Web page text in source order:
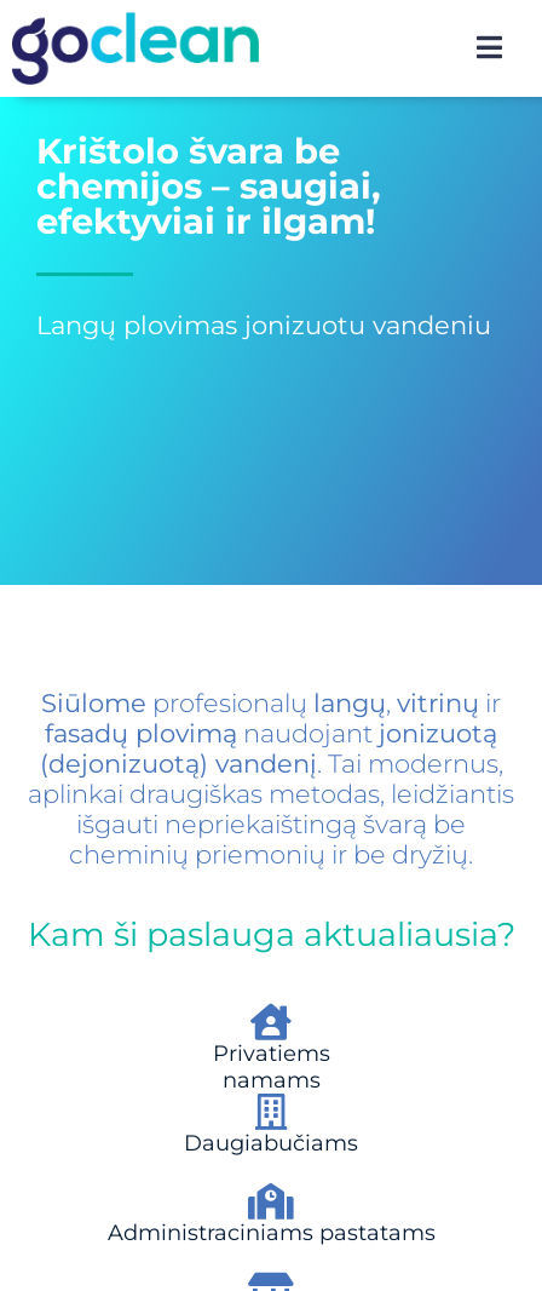
Krištolo švara be
chemijos – saugiai,
efektyviai ir ilgam!
Langų plovimas jonizuotu vandeniu
Siūlome profesionalų langų, vitrinų ir
fasadų plovimą naudojant jonizuotą
(dejonizuotą) vandenį. Tai modernus,
aplinkai draugiškas metodas, leidžiantis
išgauti nepriekaištingą švarą be
cheminių priemonių ir be dryžių.
Kam ši paslauga aktualiausia?
Privatiems
namams
Daugiabučiams
Administraciniams pastatams